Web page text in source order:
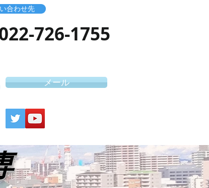
合わせ先
726-1755
メール